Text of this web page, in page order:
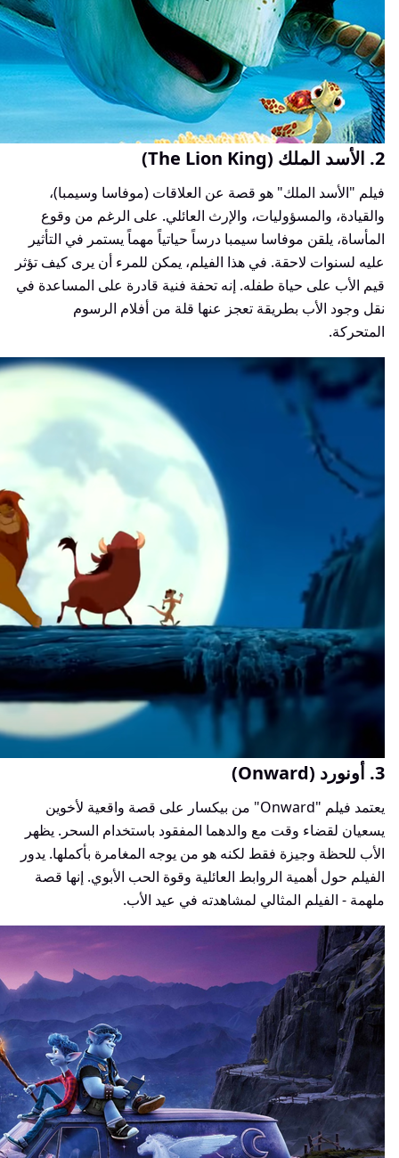
2. الأسد الملك (The Lion King)
فيلم "الأسد الملك" هو قصة عن العلاقات (موفاسا وسيمبا)،
والقيادة، والمسؤوليات، والإرث العائلي. على الرغم من وقوع
المأساة، يلقن موفاسا سيمبا درساً حياتياً مهماً يستمر في التأثير
عليه لسنوات لاحقة. في هذا الفيلم، يمكن للمرء أن يرى كيف تؤثر
قيم الأب على حياة طفله. إنه تحفة فنية قادرة على المساعدة في
نقل وجود الأب بطريقة تعجز عنها قلة من أفلام الرسوم
المتحركة.
3. أونورد (Onward)
يعتمد فيلم "Onward" من بيكسار على قصة واقعية لأخوين
يسعيان لقضاء وقت مع والدهما المفقود باستخدام السحر. يظهر
الأب للحظة وجيزة فقط لكنه هو من يوجه المغامرة بأكملها. يدور
الفيلم حول أهمية الروابط العائلية وقوة الحب الأبوي. إنها قصة
ملهمة - الفيلم المثالي لمشاهدته في عيد الأب.